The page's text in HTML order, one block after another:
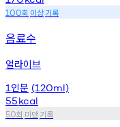
100회 이상기록
음료수
얼라이브
1 인분 (120ml)
55kcal
50회 미만기록